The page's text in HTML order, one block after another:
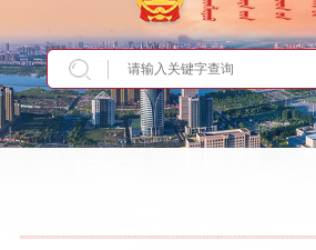
当前位置：首页>政务公开>政